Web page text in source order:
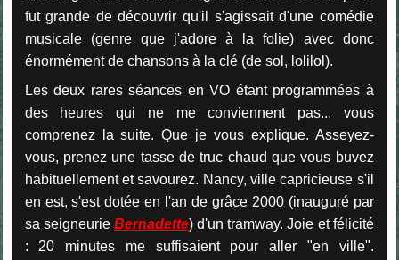
fut grande de découvrir qu'il s'agissait d'une comédie
musicale (genre que j'adore à la folie) avec donc
énormément de chansons à la clé (de sol, lolilol).
Les deux rares séances en VO étant programmées à
des heures qui ne me conviennent pas... vous
comprenez la suite. Que je vous explique. Asseyez-
vous, prenez une tasse de truc chaud que vous buvez
habituellement et savourez. Nancy, ville capricieuse s'il
en est, s'est dotée en l'an de grâce 2000 (inauguré par
sa seigneurie Bernadette) d'un tramway. Joie et félicité
: 20 minutes me suffisaient pour aller "en ville".